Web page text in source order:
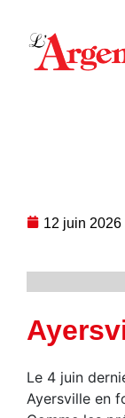
12 juin 2026
Le 4 juin
Ayersville en